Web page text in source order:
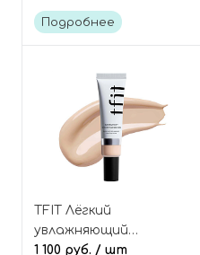
Blue Cushion SPF40
Подробнее
TFIT Лёгкий
увлажняющий
тональный флюид,
1 100 руб. / шт